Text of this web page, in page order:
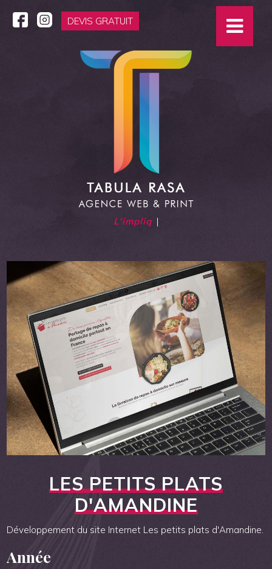
DEVIS GRATUIT
L'impliquée
LES PETITS PLATS
D'AMANDINE
Développement du site Internet Les petits plats d'Amandine.
Année